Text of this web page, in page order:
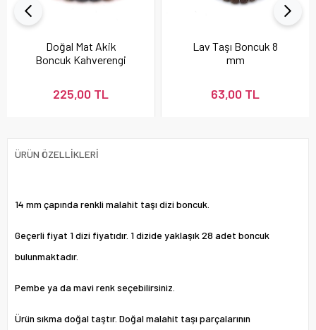
Doğal Mat Akik
Boncuk Kahverengi
225,00 TL
Lav Taşı Boncuk 8
mm
63,00 TL
ÜRÜN ÖZELLIKLERI
14 mm çapında renkli malahit taşı dizi boncuk.
Geçerli fiyat 1 dizi fiyatıdır. 1 dizide yaklaşık 28 adet boncuk
bulunmaktadır.
Pembe ya da mavi renk seçebilirsiniz.
Ürün sıkma doğal taştır. Doğal malahit taşı parçalarının